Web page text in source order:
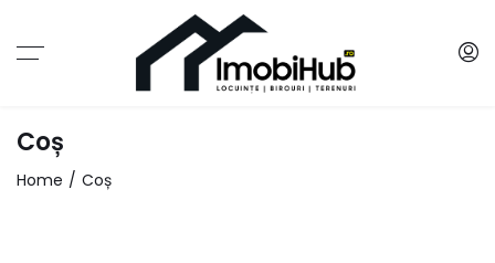
Coș
Home Coș